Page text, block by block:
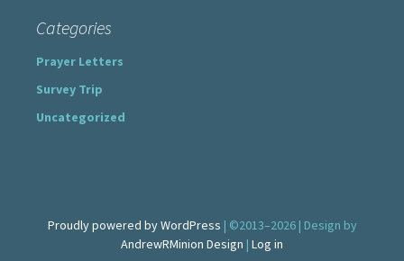
Categories
Prayer Letters
Survey Trip
Uncategorized
Proudly powered by WordPress | ©2013–2026 | Design by
AndrewRMinion Design | Log in